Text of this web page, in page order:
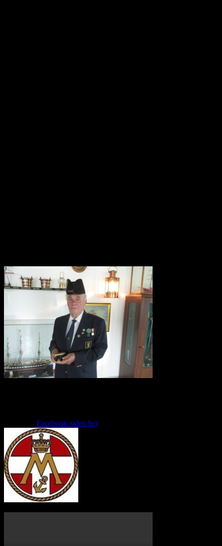
Facebook-siden herog tryk